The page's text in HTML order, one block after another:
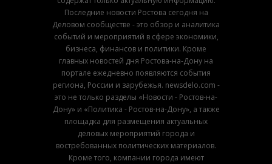
Последние новости Ростова сегодня на
Деловом сообществе - это обзор и аналитика
событий и мероприятий в сфере экономики,
бизнеса, финансов и политики. Кроме
главных новостей дня Ростова-на-Дону на
портале ежедневно появляются события
региона, России и зарубежья. newsdelo.com -
это не только разделы «Новости - Ростов-на-
Дону» и «Политика - Ростов-на-Дону», а также
площадка для размещения актуальных
деловых мероприятий города и
востребованных политических материалов.
Кроме того, компании города имеют